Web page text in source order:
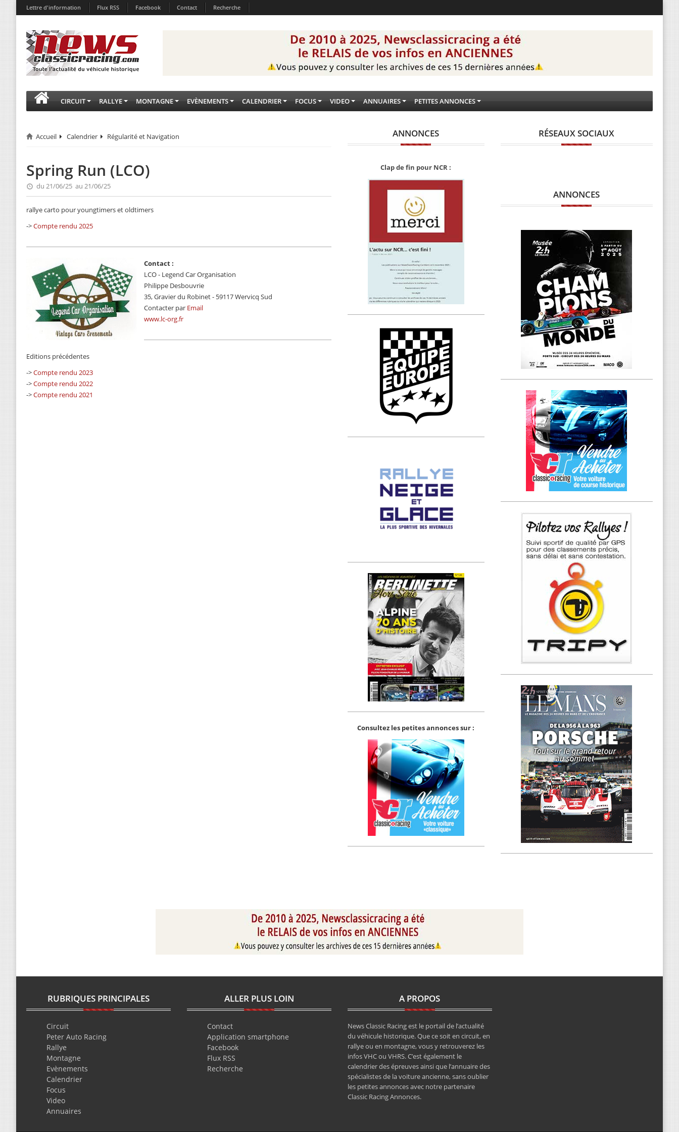
Lettre d'information Flux RSS Facebook Contact Recherche
CIRCUIT RALLYE MONTAGNE EVÈNEMENTS CALENDRIER FOCUS VIDEO ANNUAIRES PETITES ANNONCES
Accueil Calendrier Régularité et Navigation
Spring Run (LCO)
du 21/06/25 au 21/06/25
rallye carto pour youngtimers et oldtimers
->Compte rendu 2025
Contact :
LCO - Legend Car Organisation
Philippe Desbouvrie
35, Gravier du Robinet - 59117 Wervicq Sud
Contacter par Email
www.lc-org.fr
Editions précédentes
->Compte rendu 2023
->Compte rendu 2022
->Compte rendu 2021
ANNONCES
Clap de fin pour NCR :
Consultez les petites annonces sur :
RÉSEAUX SOCIAUX
ANNONCES
RUBRIQUES PRINCIPALES
Circuit
Peter Auto Racing
Rallye
Montagne
Evènements
Calendrier
Focus
Video
Annuaires
ALLER PLUS LOIN
Contact
Application smartphone
Facebook
Flux RSS
Recherche
A PROPOS
News Classic Racing est le portail de l’actualité
du véhicule historique. Que ce soit en circuit, en
rallye ou en montagne, vous y retrouverez les
infos VHC ou VHRS. C’est également le
calendrier des épreuves ainsi que l’annuaire des
spécialistes de la voiture ancienne, sans oublier
les petites annonces avec notre partenaire
Classic Racing Annonces.